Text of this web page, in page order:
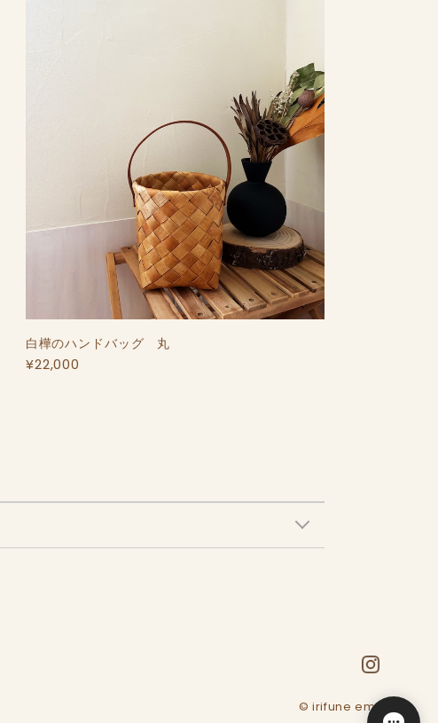
白樺のハンドバッグ 丸
¥22,000
© irifune emi